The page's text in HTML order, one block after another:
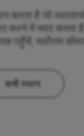
करता है जो
करने में मदद
सर्वोत्तम
सभी स्थान